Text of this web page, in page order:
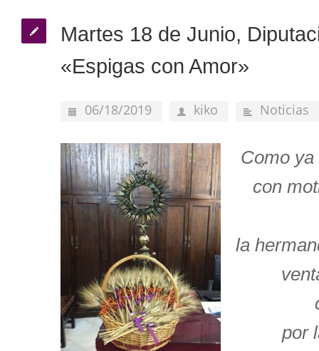
Martes 18 de Junio,
«Espigas con Amor»
06/18/2019 kiko Noticias
Como
con
la
por